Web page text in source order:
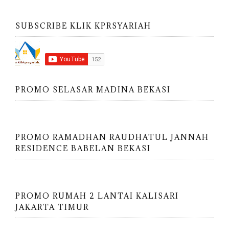
SUBSCRIBE KLIK KPRSYARIAH
PROMO SELASAR MADINA BEKASI
PROMO RAMADHAN RAUDHATUL JANNAH
RESIDENCE BABELAN BEKASI
PROMO RUMAH 2 LANTAI KALISARI
JAKARTA TIMUR